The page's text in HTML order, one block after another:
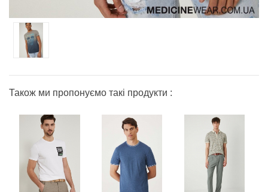
Також ми пропонуємо такі продукти :